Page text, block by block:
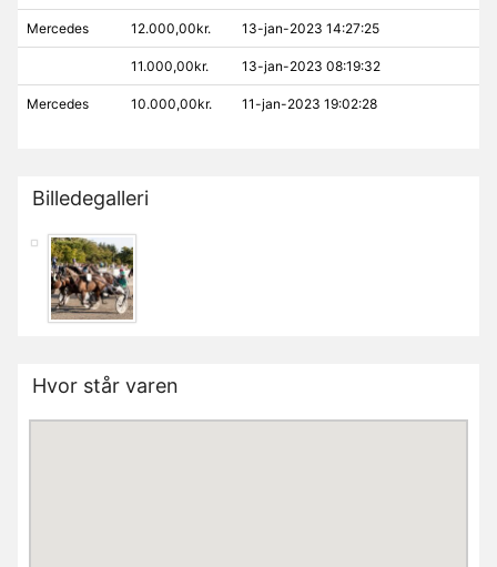
Mercedes 12.000,00kr. 13-jan-2023 14:27:25
11.000,00kr. 13-jan-2023 08:19:32
Mercedes 10.000,00kr. 11-jan-2023 19:02:28
Billedegalleri
Hvor står varen